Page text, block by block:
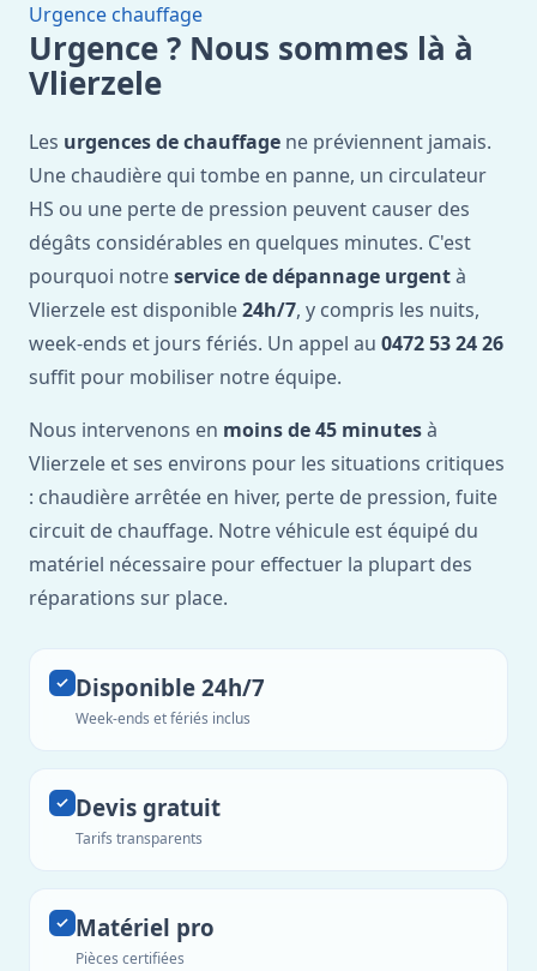
Urgence chauffage
Urgence ? Nous sommes là à
Vlierzele
Les urgences de chauffage ne préviennent jamais.
Une chaudière qui tombe en panne, un circulateur
HS ou une perte de pression peuvent causer des
dégâts considérables en quelques minutes. C'est
pourquoi notreservice de dépannage urgentà
Vlierzele est disponible24h/7, y compris les nuits,
week-ends et jours fériés. Un appel au 0472 53 24 26
suffit pour mobiliser notre équipe.
Nous intervenons en moins de 45 minutesà
Vlierzele et ses environs pour les situations critiques
: chaudière arrêtée en hiver, perte de pression, fuite
circuit de chauffage. Notre véhicule est équipé du
matériel nécessaire pour effectuer la plupart des
réparations sur place.
Disponible 24h/7
Week-ends et fériés inclus
Devis gratuit
Tarifs transparents
Matériel pro
Pièces certifiées